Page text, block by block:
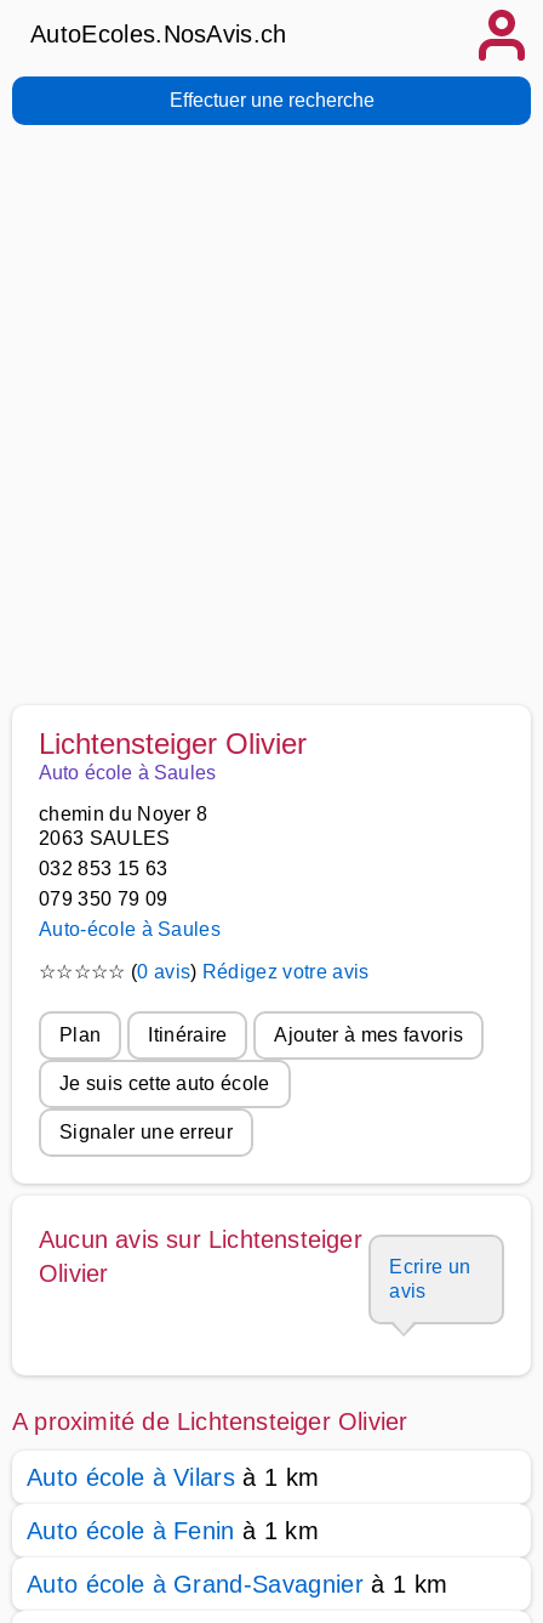
AutoEcoles.NosAvis.ch
Effectuer une recherche
Lichtensteiger Olivier
Auto école à Saules
chemin du Noyer 8
2063 SAULES
032 853 15 63
079 350 79 09
Auto-école à Saules
☆☆☆☆☆ (0 avis) Rédigez votre avis
Plan Itinéraire Ajouter à mes favoris
Je suis cette auto école
Signaler une erreur
Aucun avis sur Lichtensteiger
Olivier
Ecrire un
avis
A proximité de Lichtensteiger Olivier
Auto école à Vilars à 1 km
Auto école à Fenin à 1 km
Auto école à Grand-Savagnierà 1 km